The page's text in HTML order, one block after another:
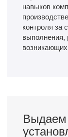
навыков
контроля за
выполнения,
Выдаем